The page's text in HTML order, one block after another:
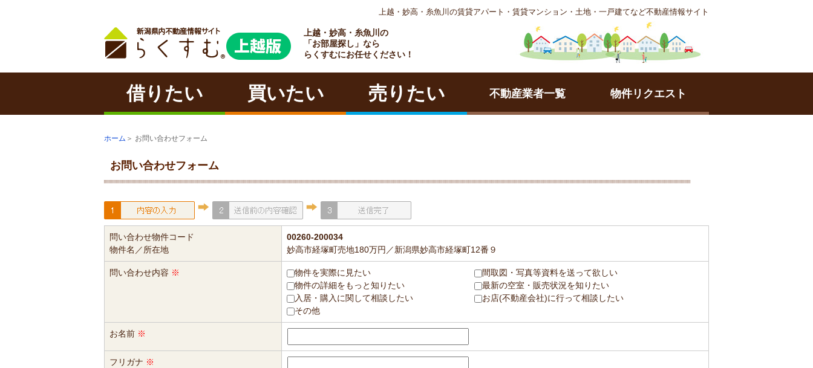
上越・妙高・糸魚川の賃貸アパート・賃貸マンション・土地・一戸建てなど不動産情報サイト
ラクチン
上越・妙高・糸魚川の
「お部屋探し」なら
らくすむにお任せください！
借りたい 買いたい 売りたい 不動産業者一覧 物件リクエスト
ホーム ＞ お問い合わせフォーム
お問い合わせフォーム
問い合わせ物件コード
物件名／所在地
00260-200034
妙高市経塚町売地180万円／新潟県妙高市経塚町12番９
問い合わせ内容 ※ 物件を実際に見たい
間取図・写真等資料を送って欲しい
物件の詳細をもっと知りたい
最新の空室・販売状況を知りたい
入居・購入に関して相談したい
お店(不動産会社)に行って相談したい
その他
お名前 ※
フリガナ ※